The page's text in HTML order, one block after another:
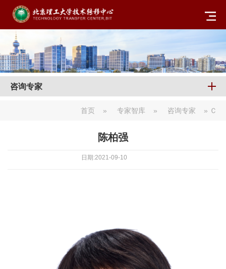
咨询专家
首页 » 专家智库 » 咨询专家 » Ｃ
陈柏强
日期:2021-09-10